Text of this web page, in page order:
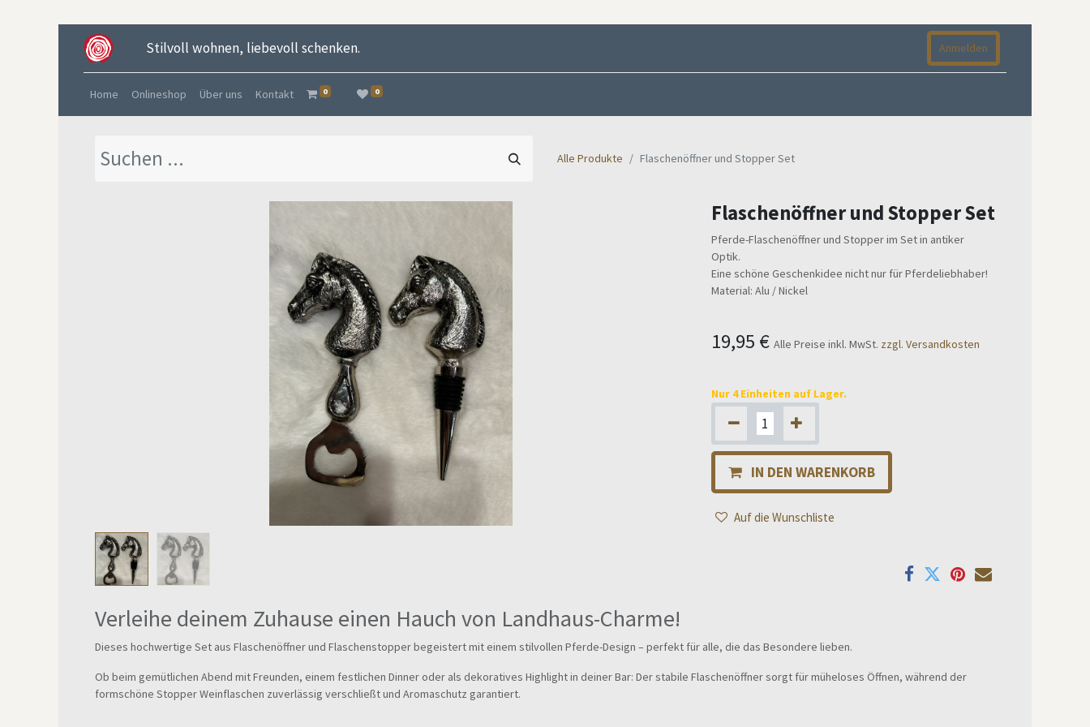
Stilvoll wohnen, liebevoll schenken. Anmelden
Home Onlineshop Über uns Kontakt 0 0
Alle Produkte Flaschenöffner und Stopper Set
Flaschenöffner und Stopper Set
Pferde-Flaschenöffner und Stopper im Set in antiker
Optik.
Eine schöne Geschenkidee nicht nur für Pferdeliebhaber!
Material: Alu / Nickel
19,95 € Alle Preise inkl. MwSt. zzgl. Versandkosten
Nur 4 Einheiten auf Lager.
IN DEN WARENKORB
Auf die Wunschliste
Verleihe deinem Zuhause einen Hauch von Landhaus-Charme!
Dieses hochwertige Set aus Flaschenöffner und Flaschenstopper begeistert mit einem stilvollen Pferde-Design – perfekt für alle, die das Besondere lieben.
Ob beim gemütlichen Abend mit Freunden, einem festlichen Dinner oder als dekoratives Highlight in deiner Bar: Der stabile Flaschenöffner sorgt für müheloses Öffnen, während der
formschöne Stopper Weinflaschen zuverlässig verschließt und Aromaschutz garantiert.